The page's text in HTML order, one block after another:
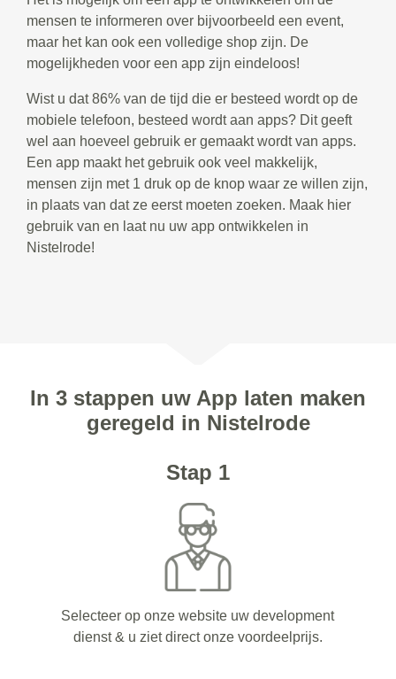
mensen te informeren over bijvoorbeeld een event,
maar het kan ook een volledige shop zijn. De
mogelijkheden voor een app zijn eindeloos!
Wist u dat 86% van de tijd die er besteed wordt op de
mobiele telefoon, besteed wordt aan apps? Dit geeft
wel aan hoeveel gebruik er gemaakt wordt van apps.
Een app maakt het gebruik ook veel makkelijk,
mensen zijn met 1 druk op de knop waar ze willen zijn,
in plaats van dat ze eerst moeten zoeken. Maak hier
gebruik van en laat nu uw app ontwikkelen in
Nistelrode!
In 3 stappen uw App laten maken
geregeld in Nistelrode
Stap 1
Selecteer op onze website uw development
dienst & u ziet direct onze voordeelprijs.